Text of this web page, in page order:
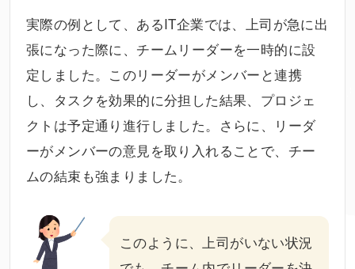
実際の例として、あるIT企業では、上司が急に出
張になった際に、チームリーダーを一時的に設
定しました。このリーダーがメンバーと連携
し、タスクを効果的に分担した結果、プロジェ
クトは予定通り進行しました。さらに、リーダ
ーがメンバーの意見を取り入れることで、チー
ムの結束も強まりました。
このように、上司がいない状況